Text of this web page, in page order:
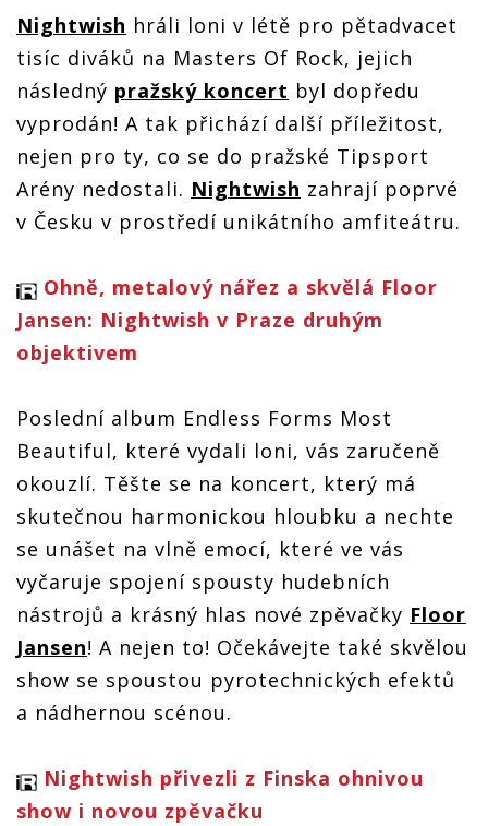
Nightwish hráli loni v létě pro pětadvacet
tisíc diváků na Masters Of Rock, jejich
následný pražský koncert byl dopředu
vyprodán! A tak přichází další příležitost,
nejen pro ty, co se do pražské Tipsport
Arény nedostali. Nightwish zahrají poprvé
v Česku v prostředí unikátního amfiteátru.
Ohně, metalový nářez a skvělá Floor
Jansen: Nightwish v Praze druhým
objektivem
Poslední album Endless Forms Most
Beautiful, které vydali loni, vás zaručeně
okouzlí. Těšte se na koncert, který má
skutečnou harmonickou hloubku a nechte
se unášet na vlně emocí, které ve vás
vyčaruje spojení spousty hudebních
nástrojů a krásný hlas nové zpěvačky Floor
Jansen! A nejen to! Očekávejte také skvělou
show se spoustou pyrotechnických efektů
a nádhernou scénou.
Nightwish přivezli z Finska ohnivou
show i novou zpěvačku